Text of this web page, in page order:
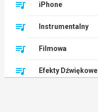
iPhone
Instrumentalny
Filmowa
Efekty Dźwiękowe